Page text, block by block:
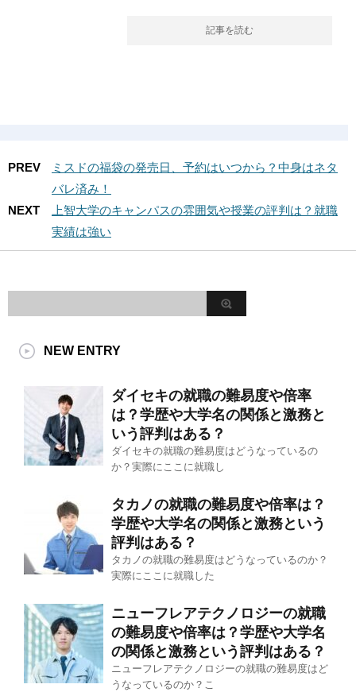
記事を読む
PREV
ミスドの福袋の発売日、予約はいつから？中身はネタ
バレ済み！
NEXT
上智大学のキャンパスの雰囲気や授業の評判は？就職
実績は強い
NEW ENTRY
ダイセキの就職の難易度や倍率
は？学歴や大学名の関係と激務と
いう評判はある？
ダイセキの就職の難易度はどうなっているの
か？実際にここに就職し
タカノの就職の難易度や倍率は？
学歴や大学名の関係と激務という
評判はある？
タカノの就職の難易度はどうなっているのか？
実際にここに就職した
ニューフレアテクノロジーの就職
の難易度や倍率は？学歴や大学名
の関係と激務という評判はある？
ニューフレアテクノロジーの就職の難易度はど
うなっているのか？こ